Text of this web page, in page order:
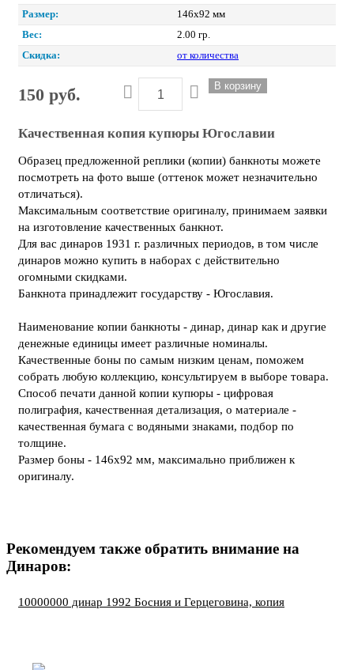
Размер:
146х92 мм
Вес:
2.00 гр.
Скидка:
от количества
150 руб.
Качественная копия купюры Югославии
Образец предложенной реплики (копии) банкноты можете
посмотреть на фото выше (оттенок может незначительно
отличаться).
Максимальным соответствие оригиналу, принимаем заявки
на изготовление качественных банкнот.
Для вас динаров 1931 г. различных периодов, в том числе
динаров можно купить в наборах с действительно
огомными скидками.
Банкнота принадлежит государству - Югославия.
Наименование копии банкноты - динар, динар как и другие
денежные единицы имеет различные номиналы.
Качественные боны по самым низким ценам, поможем
собрать любую коллекцию, консультируем в выборе товара.
Способ печати данной копии купюры - цифровая
полиграфия, качественная детализация, о материале -
качественная бумага с водяными знаками, подбор по
толщине.
Размер боны - 146х92 мм, максимально приближен к
оригиналу.
Рекомендуем также обратить внимание на
Динаров:
10000000 динар 1992 Босния и Герцеговина, копия